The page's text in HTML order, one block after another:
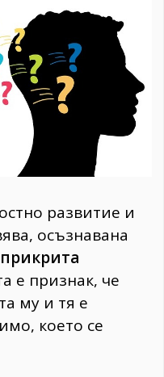
развитие и
осъзнавана
прикрита
е признак, че
му и тя е
което се